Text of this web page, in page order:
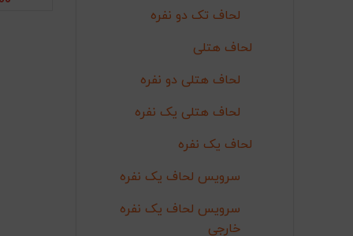
لحاف تک دو نفره
لحاف هتلی
لحاف هتلی دو نفره
لحاف هتلی یک نفره
لحاف یک نفره
سرویس لحاف یک نفره
سرویس لحاف یک نفره
خارجی